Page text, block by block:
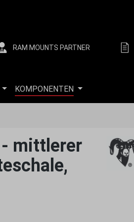
RAM MOUNTS PARTNER
KOMPONENTEN
- mittlerer